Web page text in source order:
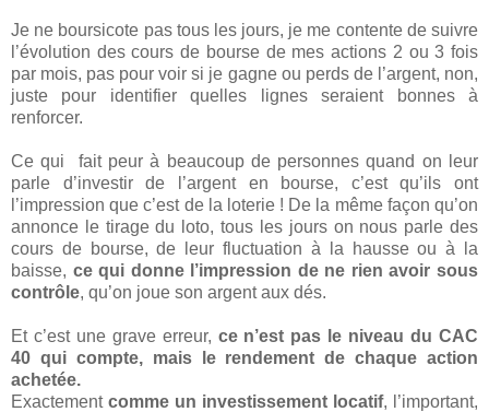
Je ne boursicote pas tous les jours, je me contente de suivre
l’évolution des cours de bourse de mes actions 2 ou 3 fois
par mois, pas pour voir si je gagne ou perds de l’argent, non,
juste pour identifier quelles lignes seraient bonnes à
renforcer.
Ce qui
fait peur à beaucoup de personnes quand on leur
parle d’investir de l’argent en bourse, c’est qu’ils ont
l’impression que c’est de la loterie ! De la même façon qu’on
annonce le tirage du loto, tous les jours on nous parle des
cours de bourse, de leur fluctuation à la hausse ou à la
baisse, ce qui donne l’impression de ne rien avoir sous
contrôle, qu’on joue son argent aux dés.
Et c’est une grave erreur, ce n’est pas le niveau du CAC
40 qui compte, mais le rendement de chaque action
achetée.
Exactement comme un investissement locatif, l’important,